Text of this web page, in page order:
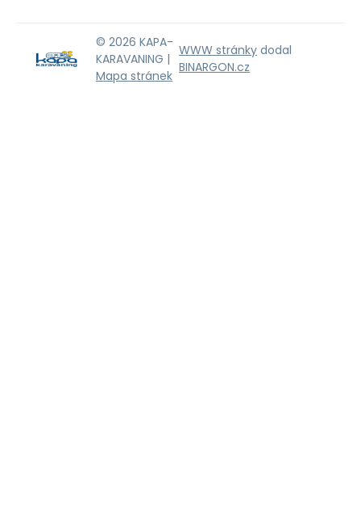
© 2026 KAPA-
KARAVANING |
Mapa stránek
WWW stránky dodal
BINARGON.cz